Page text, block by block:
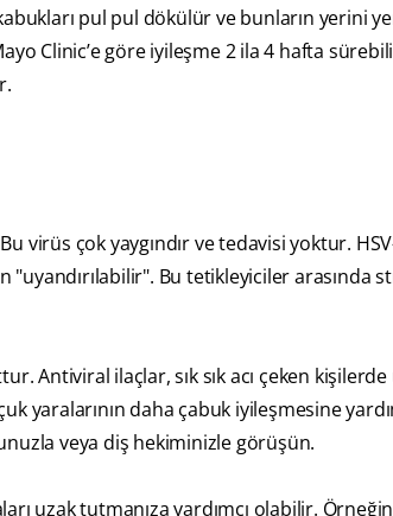
pul pul dökülür ve bunların yerini
Clinic’e göre iyileşme 2 ila 4 hafta
virüs çok yaygındır ve tedavisi yoktur.
"uyandırılabilir". Bu tetikleyiciler arasında
Antiviral ilaçlar, sık sık acı çeken kişilerde
yaralarının daha çabuk iyileşmesine
veya diş hekiminizle görüşün.
uzak tutmanıza yardımcı olabilir.